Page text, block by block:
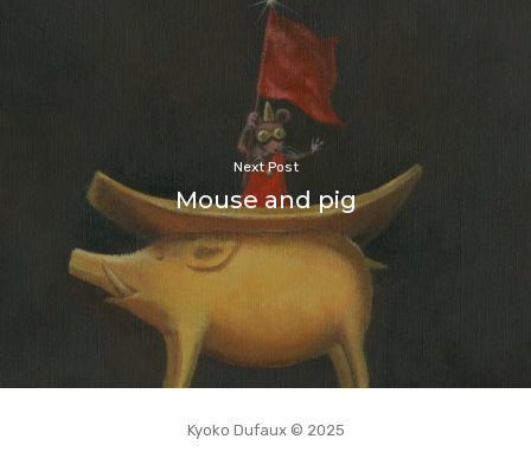
Next Post
Mouse and pig
Kyoko Dufaux © 2025